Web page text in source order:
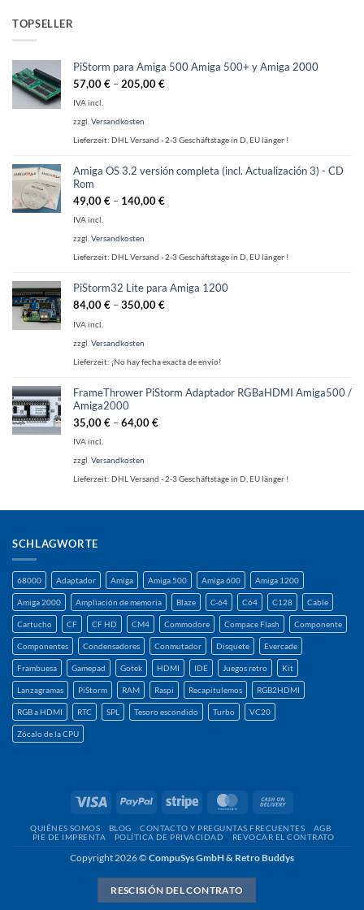
TOPSELLER
PiStorm para Amiga 500 Amiga 500+ y Amiga 2000
57,00€ –205,00€
IVA incl.
zzgl. Versandkosten
Lieferzeit: DHL Versand - 2-3 Geschäftstage in D, EU länger !
Amiga OS 3.2 versión completa (incl. Actualización 3) - CD
Rom
49,00€ – 140,00€
IVA incl.
zzgl. Versandkosten
Lieferzeit: DHL Versand - 2-3 Geschäftstage in D, EU länger !
PiStorm32 Lite para Amiga 1200
84,00€ –350,00€
IVA incl.
zzgl. Versandkosten
Lieferzeit: ¡No hay fecha exacta de envío!
FrameThrower PiStorm Adaptador RGBaHDMI Amiga500 /
Amiga2000
35,00€ –64,00€
IVA incl.
zzgl. Versandkosten
Lieferzeit: DHL Versand - 2-3 Geschäftstage in D, EU länger !
SCHLAGWORTE
68000 Adaptador Amiga Amiga 500 Amiga 600 Amiga 1200
Amiga 2000 Ampliación de memoria Blaze C-64 C64 C128 Cable
Cartucho CF CF HD CM4 Commodore Compace Flash Componente
Componentes Condensadores Conmutador Disquete Evercade
Frambuesa Gamepad Gotek HDMI IDE Juegos retro Kit
Lanzagramas PiStorm RAM Raspi Recapitulemos RGB2HDMI
RGB a HDMI RTC SPL Tesoro escondido Turbo VC20
Zócalo de la CPU
Visa PayPal Raya MasterCard
QUIÉNES SOMOS BLOG CONTACTO Y PREGUNTAS FRECUENTES
AGB
PIE DE IMPRENTA
POLÍTICA DE PRIVACIDAD REVOCAR EL CONTRATO
Copyright 2026 © CompuSys GmbH & Retro Buddys
RESCISIÓN DEL CONTRATO